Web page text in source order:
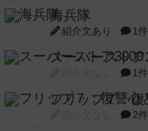
海兵隊
紹介文あり 1
スーパーストア
1
フリップ７：
2